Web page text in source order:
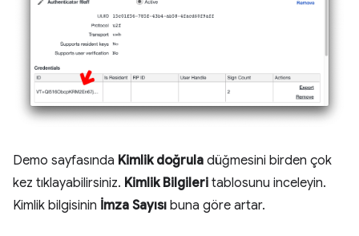
Demo sayfasında Kimlik doğrula düğmesini birden çok
kez tıklayabilirsiniz. Kimlik Bilgileri tablosunu inceleyin.
Kimlik bilgisinin İmza Sayısı buna göre artar.